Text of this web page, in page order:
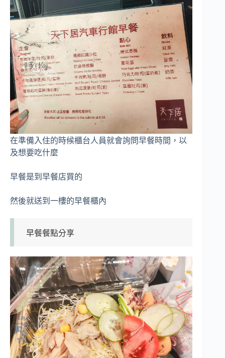
在準備入住的時候櫃台人員就會詢問早餐時間，以
及想要吃什麼
早餐是到早餐店買的
然後就送到一樓的早餐櫃內
早餐餐點分享